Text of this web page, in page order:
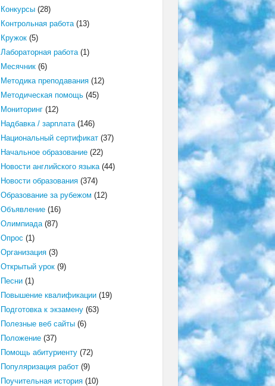
Конкурсы(28)
Контрольная работа(13)
Кружок(5)
Лабораторная работа(1)
Месячник(6)
Методика преподавания(12)
Методическая помощь(45)
Мониторинг(12)
Надбавка / зарплата(146)
Национальный сертификат(37)
Начальное образование(22)
Новости английского языка(44)
Новости образования(374)
Образование за рубежом (12)
Объявление(16)
Олимпиада(87)
Опрос (1)
Организация(3)
Открытый урок(9)
Песни(1)
Повышение квалификации(19)
Подготовка к экзамену(63)
Полезные веб сайты(6)
Положение(37)
Помощь абитуриенту(72)
Популяризация работ(9)
Поучительная история(10)